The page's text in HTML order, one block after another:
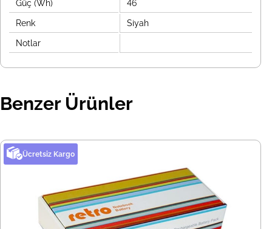
Güç (Wh) 46
Renk Siyah
Notlar
Benzer Ürünler
Ücretsiz Kargo